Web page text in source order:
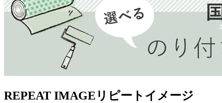
REPEAT IMAGE リピートイメージ